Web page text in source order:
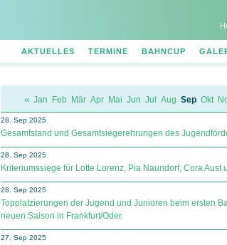
AKTUELLES TERMINE BAHNCUP
« Jan Feb Mär Apr Mai Jun Jul Aug Sep Okt
28. Sep 2025
Gesamtstand und Gesamtsiegerehrungen des
28. Sep 2025
Kriteriumssiege für Lotte Lorenz, Pia Naundorf, Cora Aust
28. Sep 2025
Topplatzierungen der Jugend und Junioren beim ersten
neuen Saison in Frankfurt/Oder.
27. Sep 2025